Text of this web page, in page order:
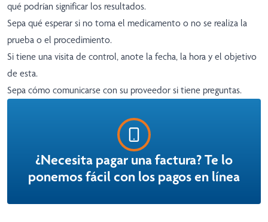
qué podrían significar los resultados.
Sepa qué esperar si no toma el medicamento o no se realiza la
prueba o el procedimiento.
Si tiene una visita de control, anote la fecha, la hora y el objetivo
de esta.
Sepa cómo comunicarse con su proveedor si tiene preguntas.
¿Necesita pagar una factura? Te lo
ponemos fácil con los pagos en línea